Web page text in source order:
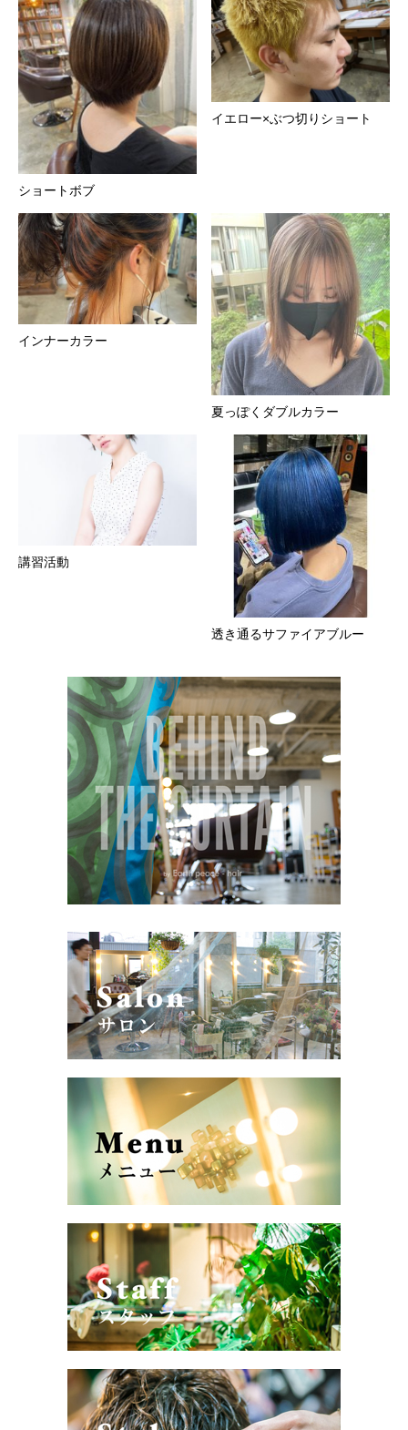
ショートボブ
イエロー×ぶつ切りショート
インナーカラー
夏っぽくダブルカラー
講習活動
透き通るサファイアブルー